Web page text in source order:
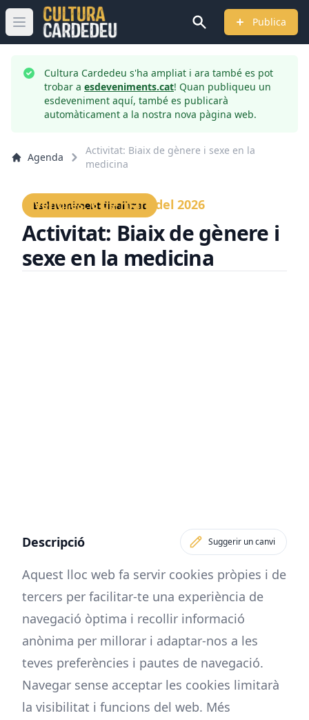
Obrir menú principal Publica
Cultura Cardedeu s'ha ampliat i ara també es pot
trobar a esdeveniments.cat! Quan publiqueu un
esdeveniment aquí, també es publicarà
automàticament a la nostra nova pàgina web.
Agenda
Activitat: Biaix de gènere i sexe en la
medicina
Esdeveniment finalitzat
Divendres, 6 de març del 2026
Activitat: Biaix de gènere i
sexe en la medicina
Descripció Suggerir un canvi
Aquest lloc web fa servir cookies pròpies i de
tercers per facilitar-te una experiència de
navegació òptima i recollir informació
anònima per millorar i adaptar-nos a les
teves preferències i pautes de navegació.
Navegar sense acceptar les cookies limitarà
la visibilitat i funcions del web. Més